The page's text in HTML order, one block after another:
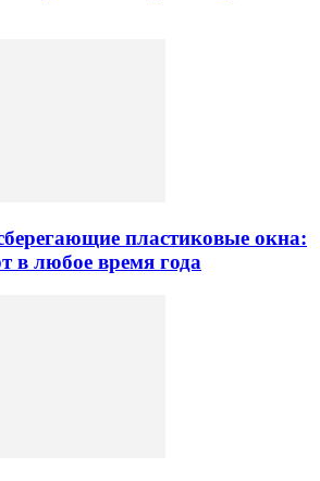
пластиковые окна:
в любое время года